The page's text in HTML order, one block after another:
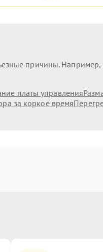
причины.
платы управления
за коркое время